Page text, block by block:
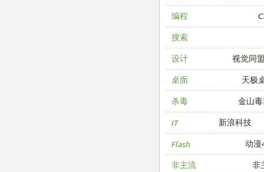
编程
搜索
设计 视觉同
桌面 天极
杀毒 金山
IT 新浪科技
Flash 动漫
非主流 非